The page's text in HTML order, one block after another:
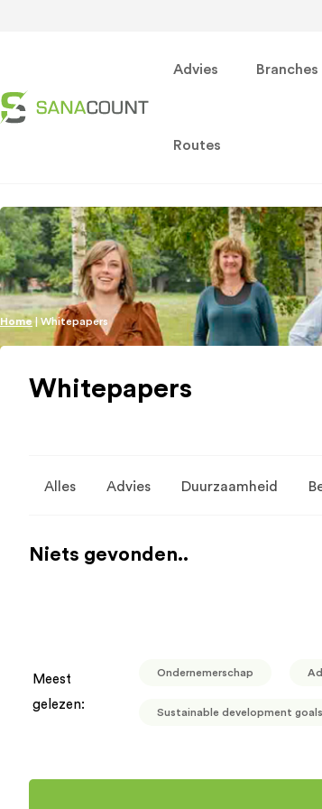
Advies Branches
Routes
Home| Whitepapers
Whitepapers
Alles Advies Duurzaamheid
Niets gevonden..
Meest
gelezen:
Ondernemerschap
Sustainable development